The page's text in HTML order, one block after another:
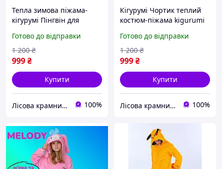
Тепла зимова піжама-
кігурумі Пінгвін для
дітей
Готово до відправки
999₴
1 200 ₴
Купити
Лісова крамничка 100%
Кігурумі Чортик теплий
костюм-піжама kigurumi
чорта для підлітків та
дорослих
Готово до відправки
999₴
1 200 ₴
Купити
Лісова крамничка 100%